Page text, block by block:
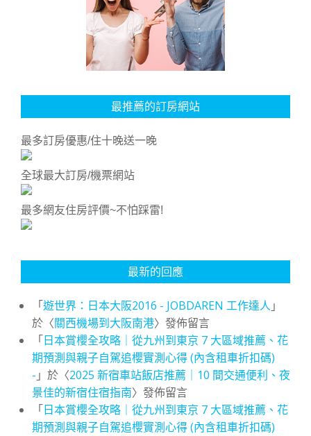
最推薦的訂房網站
最多訂房優惠/住十晚送一晚
全球最大訂房/機票網站
最多網友住房評價~不怕踩雷!
最新的回應
「遊世界：日本大阪2016 - JOBDAREN 工作達人 」
於〈關西機場到大阪南港〉發佈留言
「日本賞櫻全攻略｜從九州到東京 7 大區域推薦、花
期預測與親子自駕追櫻實測心得 (內含租車折扣碼)
- 」於〈2025 新宿車站飯店推薦｜10 間交通便利、夜
景佳的新宿住宿指南〉發佈留言
「日本賞櫻全攻略｜從九州到東京 7 大區域推薦、花
期預測與親子自駕追櫻實測心得 (內含租車折扣碼)